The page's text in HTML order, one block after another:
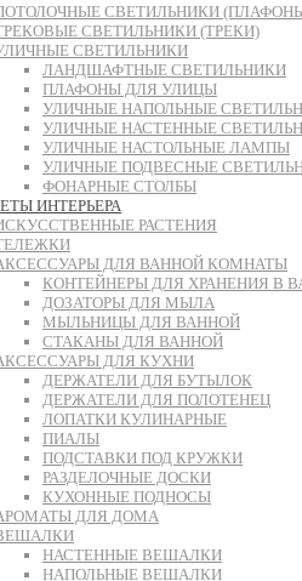
СВЕТИЛЬНИКИ
СВЕТИЛЬНИКИ (ТРЕКИ)
СВЕТИЛЬНИКИ
ЛАНДШАФТНЫЕ СВЕТИЛЬНИКИ
ПЛАФОНЫ ДЛЯ УЛИЦЫ
УЛИЧНЫЕ НАПОЛЬНЫЕ
УЛИЧНЫЕ НАСТЕННЫЕ
УЛИЧНЫЕ НАСТОЛЬНЫЕ ЛАМПЫ
УЛИЧНЫЕ ПОДВЕСНЫЕ
ФОНАРНЫЕ СТОЛБЫ
ИНТЕРЬЕРА
РАСТЕНИЯ
ДЛЯ ВАННОЙ КОМНАТЫ
КОНТЕЙНЕРЫ ДЛЯ ХРАНЕНИЯ В
ДОЗАТОРЫ ДЛЯ МЫЛА
МЫЛЬНИЦЫ ДЛЯ ВАННОЙ
СТАКАНЫ ДЛЯ ВАННОЙ
ДЛЯ КУХНИ
ДЕРЖАТЕЛИ ДЛЯ БУТЫЛОК
ДЕРЖАТЕЛИ ДЛЯ ПОЛОТЕНЕЦ
ЛОПАТКИ КУЛИНАРНЫЕ
ПИАЛЫ
ПОДСТАВКИ ПОД КРУЖКИ
РАЗДЕЛОЧНЫЕ ДОСКИ
КУХОННЫЕ ПОДНОСЫ
ДЛЯ ДОМА
НАСТЕННЫЕ ВЕШАЛКИ
НАПОЛЬНЫЕ ВЕШАЛКИ